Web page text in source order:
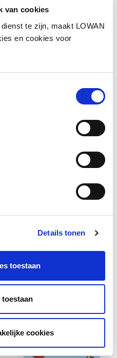
van cookies
te zijn, maakt LOWAN
en cookies voor
Details tonen
toestaan
toestaan
cookies
oefenen
leerlingen die meer